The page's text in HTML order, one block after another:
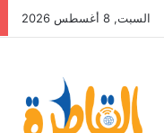
السبت, 8 أغسطس 2026